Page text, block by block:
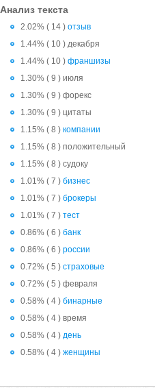
Анализ текста
2.02% ( 14 ) отзыв
1.44% ( 10 ) декабря
1.44% ( 10 ) франшизы
1.30% ( 9 ) июля
1.30% ( 9 ) форекс
1.30% ( 9 ) цитаты
1.15% ( 8 ) компании
1.15% ( 8 ) положительный
1.15% ( 8 ) судоку
1.01% ( 7 ) бизнес
1.01% ( 7 ) брокеры
1.01% ( 7 ) тест
0.86% ( 6 ) банк
0.86% ( 6 ) россии
0.72% ( 5 ) страховые
0.72% ( 5 ) февраля
0.58% ( 4 ) бинарные
0.58% ( 4 ) время
0.58% ( 4 ) день
0.58% ( 4 ) женщины